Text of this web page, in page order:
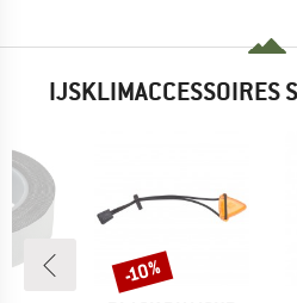
IJSKLIMACCESSOIRES
Korting
-10%